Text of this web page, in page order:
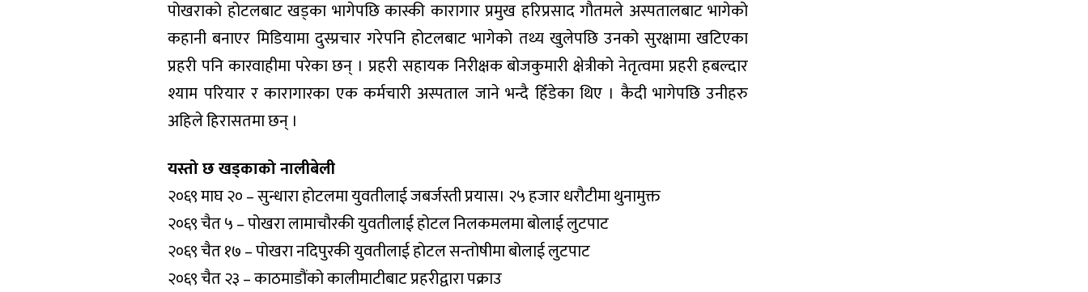
पोखराको होटलबाट खड्का भागेपछि कास्की कारागार प्रमुख हरिप्रसाद गौतमले अस्पतालबाट भागेको
कहानी बनाएर मिडियामा दुस्प्रचार गरेपनि होटलबाट भागेको तथ्य खुलेपछि उनको सुरक्षामा खटिएका
प्रहरी पनि कारवाहीमा परेका छन् । प्रहरी सहायक निरीक्षक बोजकुमारी क्षेत्रीको नेतृत्वमा प्रहरी हबल्दार
श्याम परियार र कारागारका एक कर्मचारी अस्पताल जाने भन्दै हिँडेका थिए । कैदी भागेपछि उनीहरु
अहिले हिरासतमा छन् ।
यस्तो छ खड्काको नालीबेली
२०६९ माघ २० – सुन्धारा होटलमा युवतीलाई जबर्जस्ती प्रयास। २५ हजार धरौटीमा थुनामुक्त
२०६९ चैत ५ – पोखरा लामाचौरकी युवतीलाई होटल निलकमलमा बोलाई लुटपाट
२०६९ चैत १७ – पोखरा नदिपुरकी युवतीलाई होटल सन्तोषीमा बोलाई लुटपाट
२०६९ चैत २३ – काठमाडौंको कालीमाटीबाट प्रहरीद्वारा पक्राउ